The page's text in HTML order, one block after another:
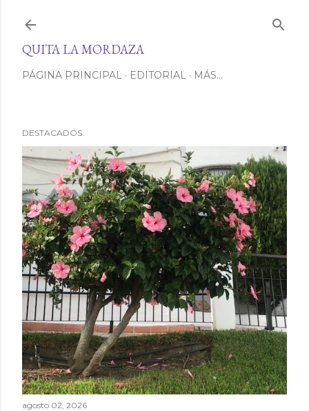
QUITA LA MORDAZA
PÁGINA PRINCIPAL EDITORIAL MÁS…
DESTACADOS
agosto 02, 2026